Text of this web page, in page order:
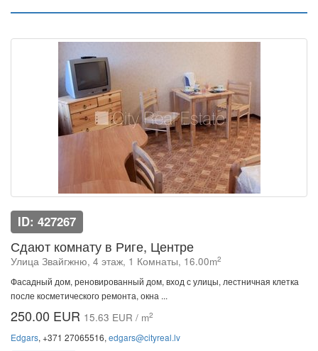
ID: 427267
Сдают комнату в Риге, Центре
Улица Звайгжню, 4 этаж, 1 Комнаты, 16.00m2
Фасадный дом, реновированный дом, вход с улицы, лестничная клетка
после косметического ремонта, окна ...
250.00 EUR 15.63 EUR / m2
Edgars, +371 27065516, edgars@cityreal.lv